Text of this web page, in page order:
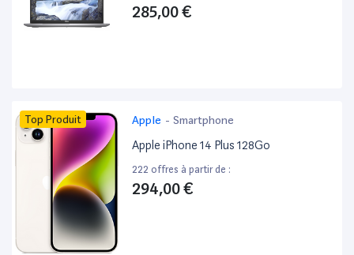
285,00 €
Top Produit Apple - Smartphone
Apple iPhone 14 Plus 128Go
222 offres à partir de :
294,00 €